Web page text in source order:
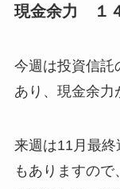
現金余力 １
今週は投資信託
あり、現金余力
来週は11月最
もありますの